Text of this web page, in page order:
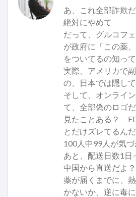
あ、これ全部詐欺
絶対にやめて
だって、グルコフ
が政府に「この薬
をついてるの知っ
実際、アメリカで
の、日本では隠し
そして、オンライ
て、全部偽のロゴ
見たことある？
とだけズレてるん
100人中99人が気
あと、配送日数1日
中国から直送だよ？
薬が届くまでに、
かないか、逆に毒